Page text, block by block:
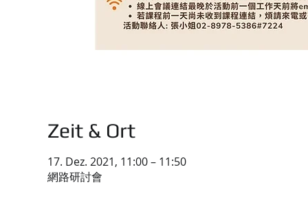
Zeit & Ort
17. Dez. 2021, 11:00 – 11:50
網路研討會